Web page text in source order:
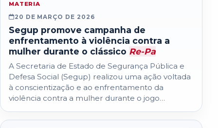
MATERIA
20 DE MARÇO DE 2026
Segup promove campanha de
enfrentamento à violência contra a
mulher durante o clássico Re-Pa
A Secretaria de Estado de Segurança Pública e
Defesa Social (Segup) realizou uma ação voltada
à conscientização e ao enfrentamento da
violência contra a mulher durante o jogo…